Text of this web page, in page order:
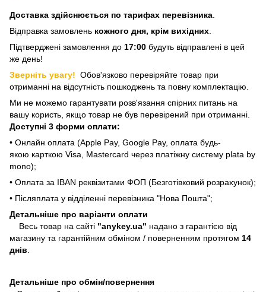
Доставка здійснюється по тарифах перевізника.
Відправка замовлень кожного дня, крім вихідних.
Підтверджені замовлення до 17:00 будуть відправлені в цей
же день!
Зверніть увагу! Обов'язково перевіряйте товар при
отриманні на відсутність пошкоджень та повну комплектацію.
Ми не можемо гарантувати розв'язання спірних питань на
вашу користь, якщо товар не був перевірений при отриманні.
Доступні 3 форми оплати:
• Онлайн оплата (Apple Pay, Google Pay, оплата будь-
якою карткою Visa, Mastercard через платіжну систему plata by
mono);
• Оплата за IBAN реквізитами ФОП (Безготівковий розрахунок);
• Післяплата у відділенні перевізника "Нова Пошта";
Детальніше про варіанти оплати
Весь товар на сайті "anykey.ua" надано з гарантією від
магазину та гарантійним обміном / поверненням протягом 14
днів.
Детальніше про обмін/повернення